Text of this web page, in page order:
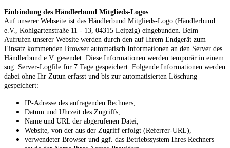
Einbindung des Händlerbund Mitglieds-Logos
Auf unserer Webseite ist das Händlerbund Mitglieds-Logo (Händlerbund
e.V., Kohlgartenstraße 11 - 13, 04315 Leipzig) eingebunden. Beim
Aufrufen unserer Website werden durch den auf Ihrem Endgerät zum
Einsatz kommenden Browser automatisch Informationen an den Server des
Händlerbund e.V. gesendet. Diese Informationen werden temporär in einem
sog. Server-Logfile für 7 Tage gespeichert. Folgende Informationen werden
dabei ohne Ihr Zutun erfasst und bis zur automatisierten Löschung
gespeichert:
IP-Adresse des anfragenden Rechners,
Datum und Uhrzeit des Zugriffs,
Name und URL der abgerufenen Datei,
Website, von der aus der Zugriff erfolgt (Referrer-URL),
verwendeter Browser und ggf. das Betriebssystem Ihres Rechners